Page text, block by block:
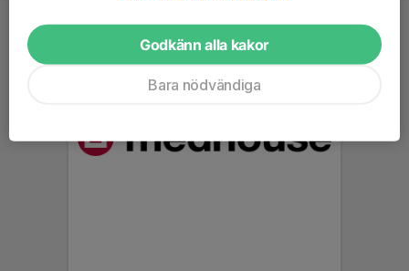
Godkänn alla kakor
Bara nödvändiga